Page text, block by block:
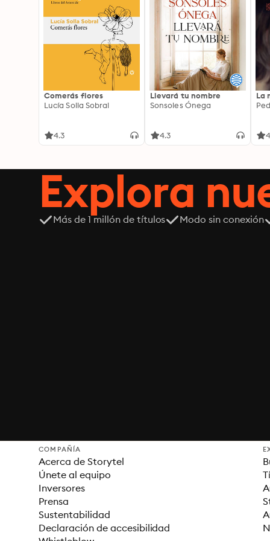
Comerás flores
Lucía Solla Sobral
4.3
Llevará tu nombre
Sonsoles Ónega
4.3
La
Explora
Más de 1 millón de títulos Modo sin conexión
COMPAÑÍA
Acerca de Storytel
Únete al equipo
Inversores
Prensa
Sustentabilidad
Declaración de accesibilidad